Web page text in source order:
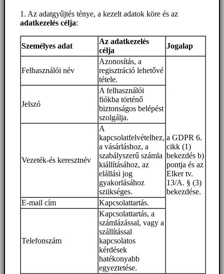
1. Az adatgyűjtés ténye, a kezelt adatok köre és az
adatkezelés célja:
Személyes adat
Az adatkezelés
célja
Jogalap
Felhasználói név
Azonosítás, a
regisztráció lehetővé
tétele.
a GDPR 6.
cikk (1)
bekezdés b)
pontja és az
Elker tv.
13/A. § (3)
bekezdése.
Jelszó
A felhasználói
fiókba történő
biztonságos belépést
szolgálja.
Vezeték-és keresztnév
A
kapcsolatfelvételhez,
a vásárláshoz, a
szabályszerű számla
kiállításához, az
elállási jog
gyakorlásához
szükséges.
E-mail cím
Kapcsolattartás.
Telefonszám
Kapcsolattartás, a
számlázással, vagy a
szállítással
kapcsolatos
kérdések
hatékonyabb
egyeztetése.